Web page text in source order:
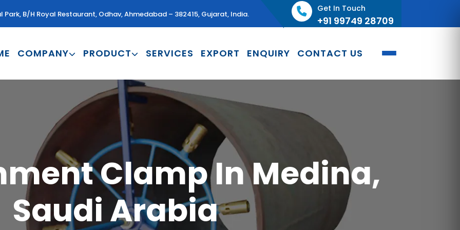
Park, B/H Royal Restaurant, Odhav, Ahmedabad – 382415, Gujarat, India.
Get In Touch
+91 99749 28709
COMPANY PRODUCT SERVICES EXPORT ENQUIRY CONTACT US
Clamp In Medina,
Saudi Arabia